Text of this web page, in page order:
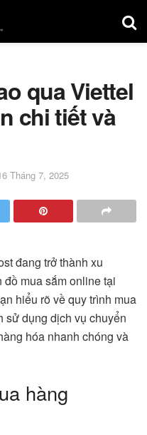
qua Viettel
chi tiết và
Tháng 7, 2025
đang trở thành xu
mua sắm online tại
hiểu rõ về quy trình mua
sử dụng dịch vụ chuyển
hóa nhanh chóng và
hàng